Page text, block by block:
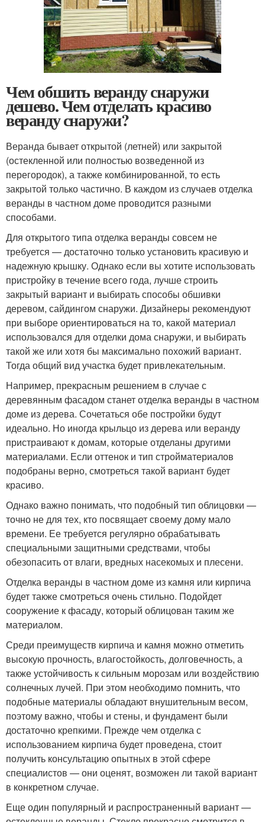
Чем обшить веранду снаружи
дешево. Чем отделать красиво
веранду снаружи?
Веранда бывает открытой (летней) или закрытой
(остекленной или полностью возведенной из
перегородок), а также комбинированной, то есть
закрытой только частично. В каждом из случаев отделка
веранды в частном доме проводится разными
способами.
Для открытого типа отделка веранды совсем не
требуется — достаточно только установить красивую и
надежную крышку. Однако если вы хотите использовать
пристройку в течение всего года, лучше строить
закрытый вариант и выбирать способы обшивки
деревом, сайдингом снаружи. Дизайнеры рекомендуют
при выборе ориентироваться на то, какой материал
использовался для отделки дома снаружи, и выбирать
такой же или хотя бы максимально похожий вариант.
Тогда общий вид участка будет привлекательным.
Например, прекрасным решением в случае с
деревянным фасадом станет отделка веранды в частном
доме из дерева. Сочетаться обе постройки будут
идеально. Но иногда крыльцо из дерева или веранду
пристраивают к домам, которые отделаны другими
материалами. Если оттенок и тип стройматериалов
подобраны верно, смотреться такой вариант будет
красиво.
Однако важно понимать, что подобный тип облицовки —
точно не для тех, кто посвящает своему дому мало
времени. Ее требуется регулярно обрабатывать
специальными защитными средствами, чтобы
обезопасить от влаги, вредных насекомых и плесени.
Отделка веранды в частном доме из камня или кирпича
будет также смотреться очень стильно. Подойдет
сооружение к фасаду, который облицован таким же
материалом.
Среди преимуществ кирпича и камня можно отметить
высокую прочность, влагостойкость, долговечность, а
также устойчивость к сильным морозам или воздействию
солнечных лучей. При этом необходимо помнить, что
подобные материалы обладают внушительным весом,
поэтому важно, чтобы и стены, и фундамент были
достаточно крепкими. Прежде чем отделка с
использованием кирпича будет проведена, стоит
получить консультацию опытных в этой сфере
специалистов — они оценят, возможен ли такой вариант
в конкретном случае.
Еще один популярный и распространенный вариант —